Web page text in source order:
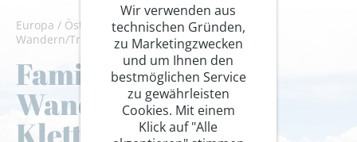
Europa / Österreich/Pitztal/Ötztaler Alpen
Wandern/Trekking / Familienwanderung
Familienurlaub:
Wandern &
Klettersteige
Wir verwenden aus
technischen Gründen,
zu Marketingzwecken
und um Ihnen den
bestmöglichen Service
zu gewährleisten
Cookies. Mit einem
Klick auf "Alle